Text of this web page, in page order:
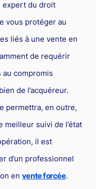
expert du droit
vous protéger au
liés à une vente en
de requérir
compromis
de l’acquéreur.
permettra, en outre,
meilleur suivi de l’état
il est
d’un professionnel
en vente forcée.